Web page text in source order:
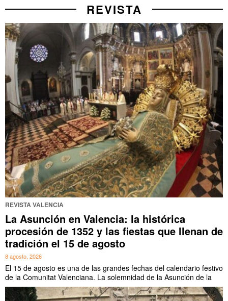
REVISTA
REVISTA VALENCIA
La Asunción en Valencia: la histórica
procesión de 1352 y las fiestas que llenan de
tradición el 15 de agosto
8 agosto, 2026
El 15 de agosto es una de las grandes fechas del calendario festivo
de la Comunitat Valenciana. La solemnidad de la Asunción de la